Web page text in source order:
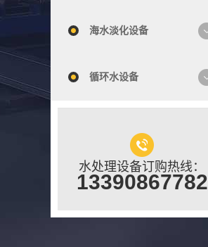
海水淡化设备
循环水设备
水处理设备订购热线：
13390867782